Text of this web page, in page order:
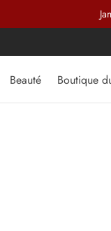
Beauté Boutique